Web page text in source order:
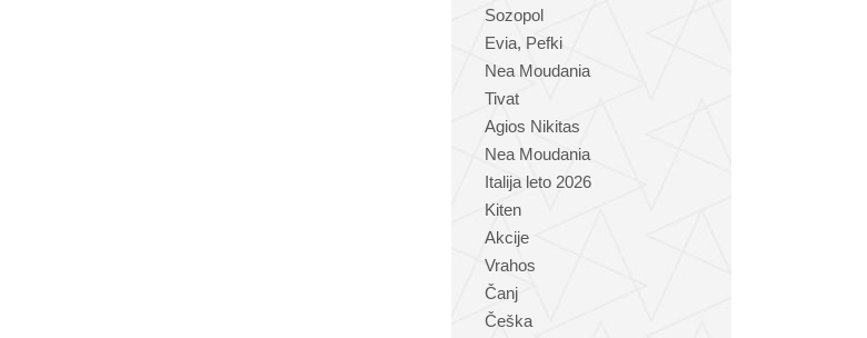
Sozopol
Evia, Pefki
Nea Moudania
Tivat
Agios Nikitas
Nea Moudania
Italija leto 2026
Kiten
Akcije
Vrahos
Čanj
Češka